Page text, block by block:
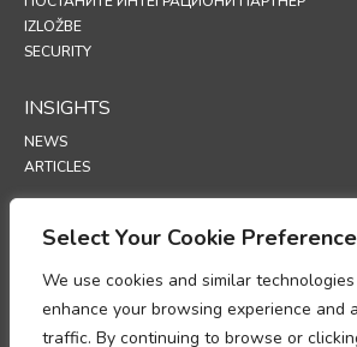
Select Your Cookie
We use cookies and similar
enhance your browsing experience and
traffic. By continuing to browse or
IZLOŽBE
SECURITY
INSIGHTS
NEWS
ARTICLES
SUPPORT
POLICIES